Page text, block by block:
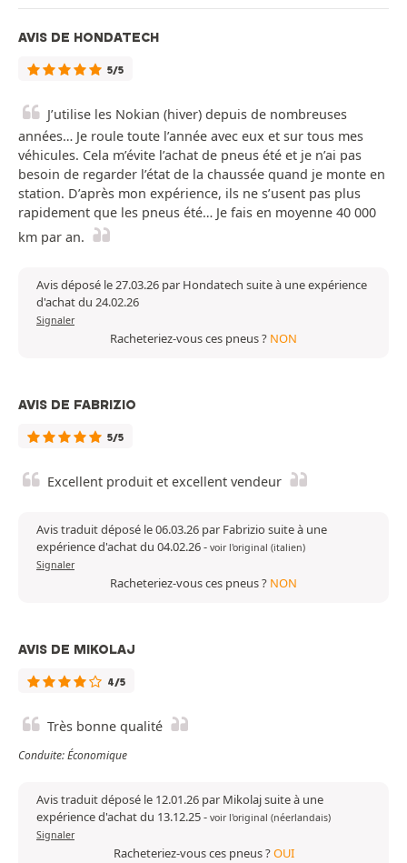
AVIS DE HONDATECH
5/5
J’utilise les Nokian (hiver) depuis de nombreuses
années… Je roule toute l’année avec eux et sur tous mes
véhicules. Cela m’évite l’achat de pneus été et je n’ai pas
besoin de regarder l’état de la chaussée quand je monte en
station. D’après mon expérience, ils ne s’usent pas plus
rapidement que les pneus été… Je fais en moyenne 40 000
km par an.
Avis déposé le 27.03.26 par Hondatech suite à une expérience
d'achat du 24.02.26
Signaler
Racheteriez-vous ces pneus ? NON
AVIS DE FABRIZIO
5/5
Excellent produit et excellent vendeur
Avis traduit déposé le 06.03.26 par Fabrizio suite à une
expérience d'achat du 04.02.26- voir l'original (italien)
Signaler
Racheteriez-vous ces pneus ? NON
AVIS DE MIKOLAJ
4/5
Très bonne qualité
Conduite: Économique
Avis traduit déposé le 12.01.26 par Mikolaj suite à une
expérience d'achat du 13.12.25- voir l'original (néerlandais)
Signaler
Racheteriez-vous ces pneus ?OUI